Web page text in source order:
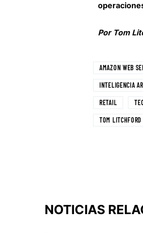
Por Tom
AMAZON WEB
INTELIGENCIA
RETAIL
TOM LITCHFORD
NOTICIAS